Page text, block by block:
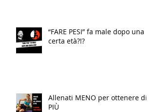
“FARE PESI” fa male dopo una
certa età?!?
Allenati MENO per ottenere di
PIÙ